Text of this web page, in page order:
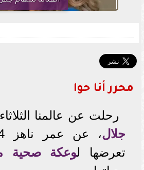
محرر أنا حوا
رحلت عن عالمنا الثلاثاء
جلال
تعرضها لوعكة صحية